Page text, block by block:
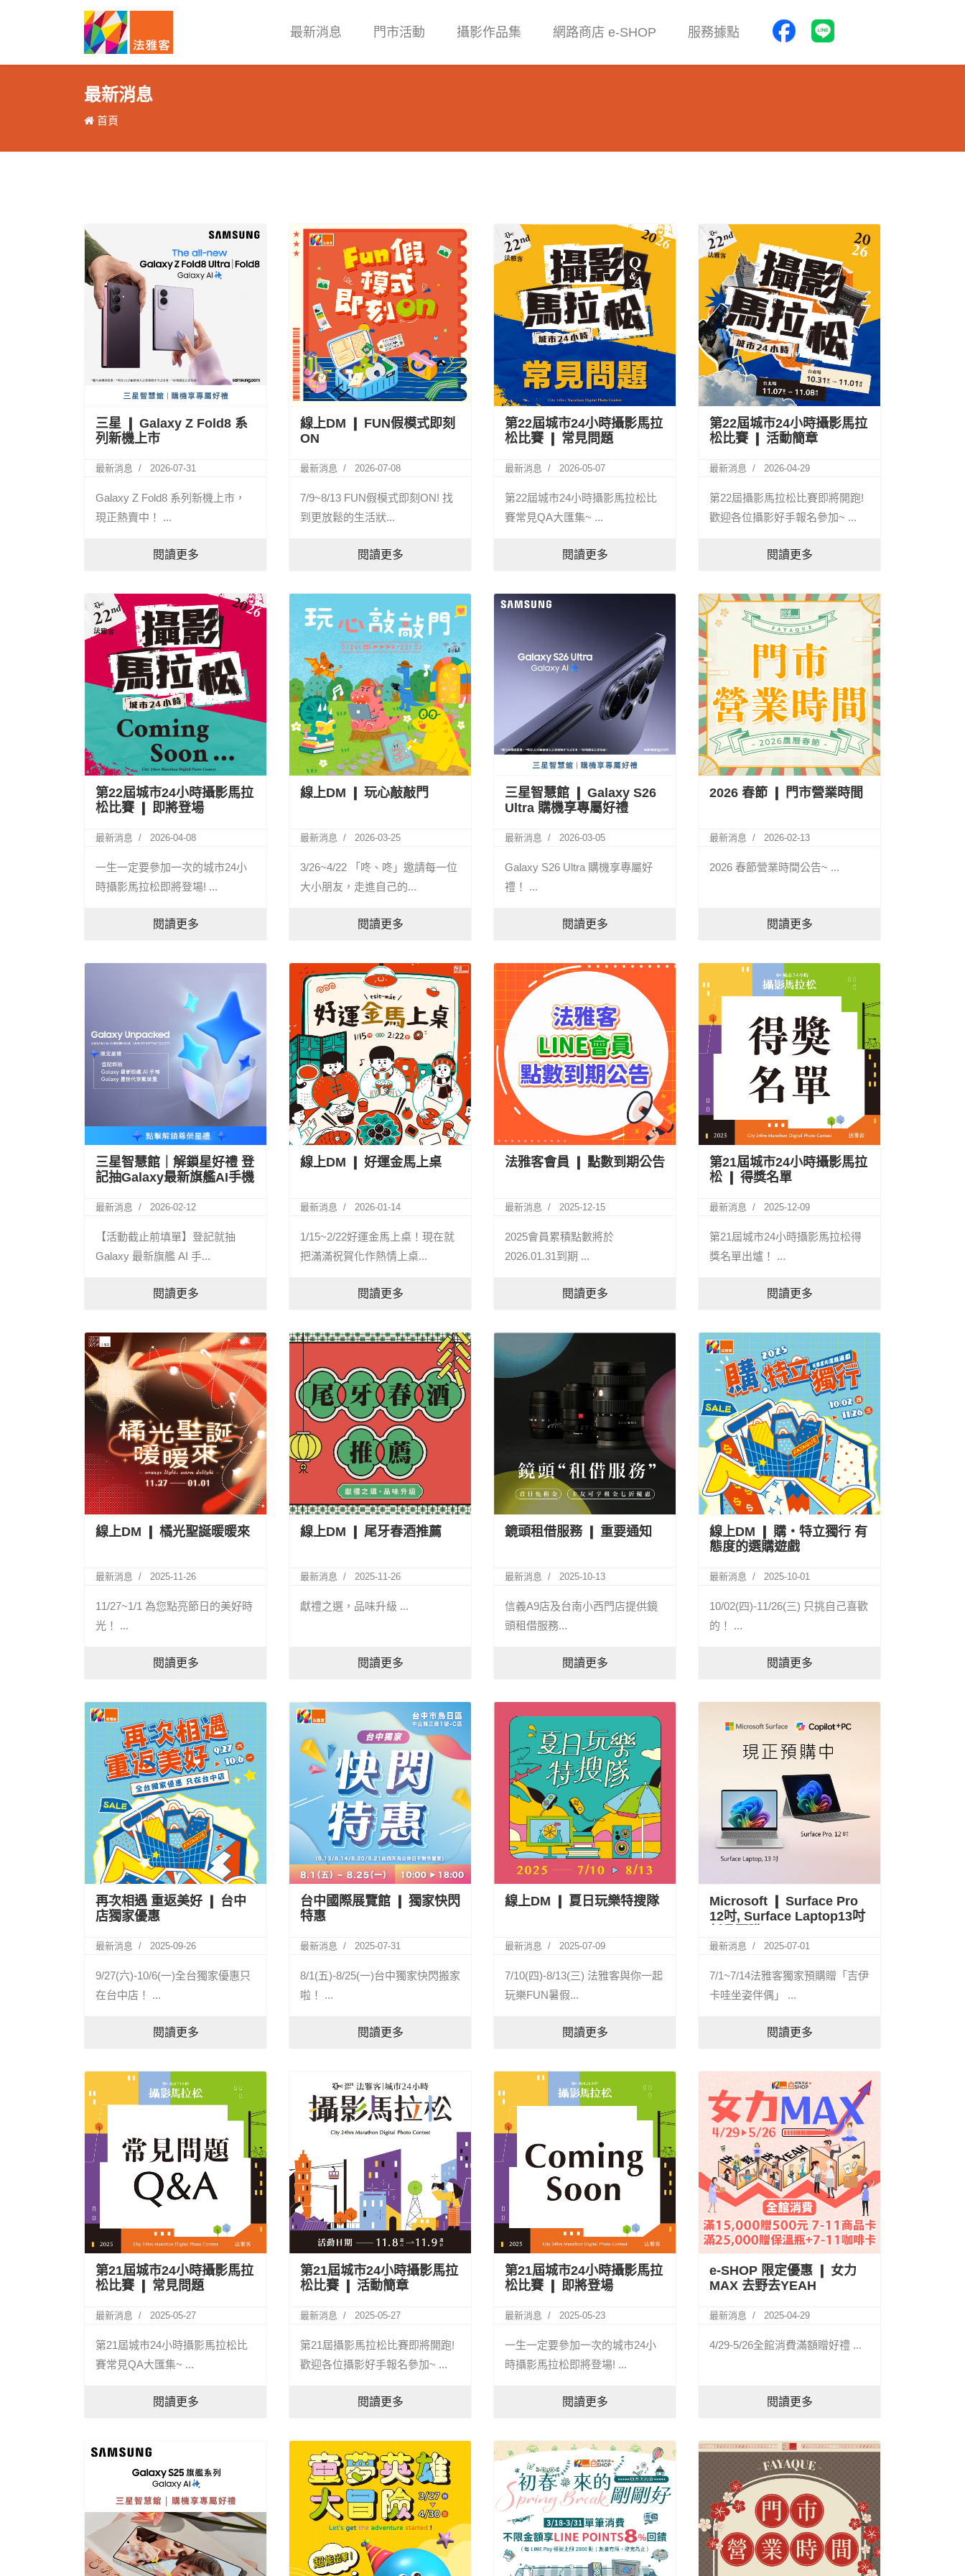
最新消息 門市活動 攝影作品集 網路商店 e-SHOP 服務據點
最新消息
首頁
三星 ❙ Galaxy Z Fold8 系
列新機上市
最新消息 2026-07-31
Galaxy Z Fold8 系列新機上市，
現正熱賣中！ ...
閱讀更多
線上DM ❙ FUN假模式即刻
ON
最新消息 2026-07-08
7/9~8/13 FUN假模式即刻ON! 找
到更放鬆的生活狀...
閱讀更多
第22屆城市24小時攝影馬拉
松比賽 ❙ 常見問題
最新消息 2026-05-07
第22屆城市24小時攝影馬拉松比
賽常見QA大匯集~ ...
閱讀更多
第22屆城市24小時攝影馬拉
松比賽 ❙ 活動簡章
最新消息 2026-04-29
第22屆攝影馬拉松比賽即將開跑!
歡迎各位攝影好手報名參加~ ...
閱讀更多
第22屆城市24小時攝影馬拉
松比賽 ❙ 即將登場
最新消息 2026-04-08
一生一定要參加一次的城市24小
時攝影馬拉松即將登場! ...
閱讀更多
線上DM ❙ 玩心敲敲門
最新消息 2026-03-25
3/26~4/22 「咚、咚」邀請每一位
大小朋友，走進自己的...
閱讀更多
三星智慧館 ❙ Galaxy S26
Ultra 購機享專屬好禮
最新消息 2026-03-05
Galaxy S26 Ultra 購機享專屬好
禮！ ...
閱讀更多
2026 春節 ❙ 門市營業時間
最新消息 2026-02-13
2026 春節營業時間公告~ ...
閱讀更多
三星智慧館｜解鎖星好禮 登
記抽Galaxy最新旗艦AI手機
最新消息 2026-02-12
【活動截止前填單】登記就抽
Galaxy 最新旗艦 AI 手...
閱讀更多
線上DM ❙ 好運金馬上桌
最新消息 2026-01-14
1/15~2/22好運金馬上桌！現在就
把滿滿祝賀化作熱情上桌...
閱讀更多
法雅客會員 ❙ 點數到期公告
最新消息 2025-12-15
2025會員累積點數將於
2026.01.31到期 ...
閱讀更多
第21屆城市24小時攝影馬拉
松 ❙ 得獎名單
最新消息 2025-12-09
第21屆城市24小時攝影馬拉松得
獎名單出爐！ ...
閱讀更多
線上DM ❙ 橘光聖誕暖暖來
最新消息 2025-11-26
11/27~1/1 為您點亮節日的美好時
光！ ...
閱讀更多
線上DM ❙ 尾牙春酒推薦
最新消息 2025-11-26
獻禮之選，品味升級 ...
閱讀更多
鏡頭租借服務 ❙ 重要通知
最新消息 2025-10-13
信義A9店及台南小西門店提供鏡
頭租借服務...
閱讀更多
線上DM ❙ 購‧特立獨行 有
態度的選購遊戲
最新消息 2025-10-01
10/02(四)-11/26(三) 只挑自己喜歡
的！ ...
閱讀更多
再次相遇 重返美好 ❙ 台中
店獨家優惠
最新消息 2025-09-26
9/27(六)-10/6(一)全台獨家優惠只
在台中店！ ...
閱讀更多
台中國際展覽館 ❙ 獨家快閃
特惠
最新消息 2025-07-31
8/1(五)-8/25(一)台中獨家快閃搬家
啦！ ...
閱讀更多
線上DM ❙ 夏日玩樂特搜隊
最新消息 2025-07-09
7/10(四)-8/13(三) 法雅客與你一起
玩樂FUN暑假...
閱讀更多
Microsoft ❙ Surface Pro
12吋, Surface Laptop13吋
最新消息 2025-07-01
7/1~7/14法雅客獨家預購贈「吉伊
卡哇坐姿伴偶」 ...
閱讀更多
第21屆城市24小時攝影馬拉
松比賽 ❙ 常見問題
最新消息 2025-05-27
第21屆城市24小時攝影馬拉松比
賽常見QA大匯集~ ...
閱讀更多
第21屆城市24小時攝影馬拉
松比賽 ❙ 活動簡章
最新消息 2025-05-27
第21屆攝影馬拉松比賽即將開跑!
歡迎各位攝影好手報名參加~ ...
閱讀更多
第21屆城市24小時攝影馬拉
松比賽 ❙ 即將登場
最新消息 2025-05-23
一生一定要參加一次的城市24小
時攝影馬拉松即將登場! ...
閱讀更多
e-SHOP 限定優惠 ❙ 女力
MAX 去野去YEAH
最新消息 2025-04-29
4/29-5/26全館消費滿額贈好禮 ...
閱讀更多